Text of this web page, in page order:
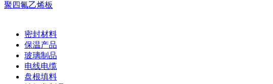
聚四氟乙烯板
密封材料
保温产品
玻璃制品
电线电缆
盘根填料